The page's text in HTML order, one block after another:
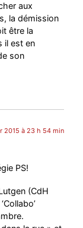
aux
la démission
être la
il est en
son
2015 à 23 h 54 min
PS!
(CdH